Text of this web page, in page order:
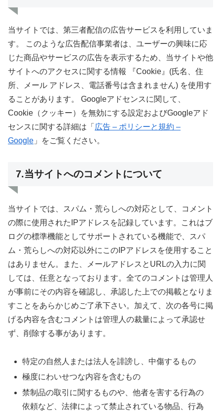
当サイトでは、第三者配信の広告サービスを利用していま
す。 このような広告配信事業者は、ユーザーの興味に応
じた商品やサービスの広告を表示するため、当サイトや他
サイトへのアクセスに関する情報 『Cookie』(氏名、住
所、メール アドレス、電話番号は含まれません) を使用す
ることがあります。 Googleアドセンスに関して、
Cookie（クッキー）を無効にする設定およびGoogleアド
センスに関する詳細は「 広告 – ポリシーと規約 –
Google 」をご覧ください。
7.当サイトへのコメントについて
当サイトでは、スパム・荒らしへの対応として、コメント
の際に使用されたIPアドレスを記録しています。これはブ
ログの標準機能としてサポートされている機能で、スパ
ム・荒らしへの対応以外にこのIPアドレスを使用すること
はありません。また、メールアドレスとURLの入力に関
しては、任意となっております。全てのコメントは管理人
が事前にその内容を確認し、承認した上での掲載となりま
すことをあらかじめご了承下さい。加えて、次の各号に掲
げる内容を含むコメントは管理人の裁量によって承認せ
ず、削除する事があります。
特定の自然人または法人を誹謗し、中傷するもの
極度にわいせつな内容を含むもの
禁制品の取引に関するものや、他者を害する行為の
依頼など、法律によって禁止されている物品、行為